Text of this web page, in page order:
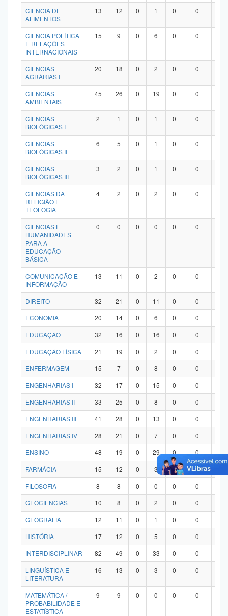
CIÊNCIA DE
ALIMENTOS
13 12 0 1 0 0
CIÊNCIA POLÍTICA
E RELAÇÕES
INTERNACIONAIS
15 9 0 6 0 0
CIÊNCIAS
AGRÁRIAS I
20 18 0 2 0 0
CIÊNCIAS
AMBIENTAIS
45 26 0 19 0 0
CIÊNCIAS
BIOLÓGICAS I
2 1 0 1 0 0
CIÊNCIAS
BIOLÓGICAS II
6 5 0 1 0 0
CIÊNCIAS
BIOLÓGICAS III
3 2 0 1 0 0
CIÊNCIAS DA
RELIGIÃO E
TEOLOGIA
4 2 0 2 0 0
CIÊNCIAS E
HUMANIDADES
PARA A
EDUCAÇÃO
BÁSICA
0 0 0 0 0 0
COMUNICAÇÃO E
INFORMAÇÃO
13 11 0 2 0 0
DIREITO 32 21 0 11 0 0
ECONOMIA
20 14 0 6 0 0
EDUCAÇÃO
32 16 0 16 0 0
EDUCAÇÃO FÍSICA
21 19 0 2 0 0
ENFERMAGEM
15 7 0 8 0 0
ENGENHARIAS I
32 17 0 15 0 0
ENGENHARIAS II
33 25 0 8 0 0
ENGENHARIAS III
41 28 0 13 0 0
ENGENHARIAS IV
28 21 0 7 0 0
ENSINO
48 19 0 29 0 0
FARMÁCIA
15 12 0 3 0 0
FILOSOFIA
8 8 0 0 0 0
GEOCIÊNCIAS
10 8 0 2 0 0
GEOGRAFIA
12 11 0 1 0 0
HISTÓRIA
17 12 0 5 0 0
INTERDISCIPLINAR
82 49 0 33 0 0
LINGUÍSTICA E
LITERATURA
16 13 0 3 0 0
MATEMÁTICA /
PROBABILIDADE E
ESTATÍSTICA
9 9 0 0 0 0